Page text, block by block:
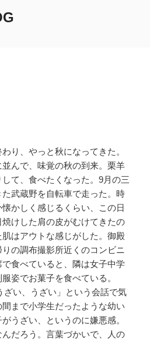
り、やっと秋になってきた。
んで、味覚の秋の到来。栗羊
て、食べたくなった。9月の三
武蔵野を自転車で走った。時
かしく感じるくらい、この日
けした肩の皮がむけてきたの
はアウトな感じがした。御殿
の調布撮影所近くのコンビニ
食べていると、隣は女子中学
姿でお菓子を食べている。
ざい、うざい」という会話で気
まで小学生だったような幼い
うざい、というのに嫌悪感。
だろう。言葉づかいで、人の